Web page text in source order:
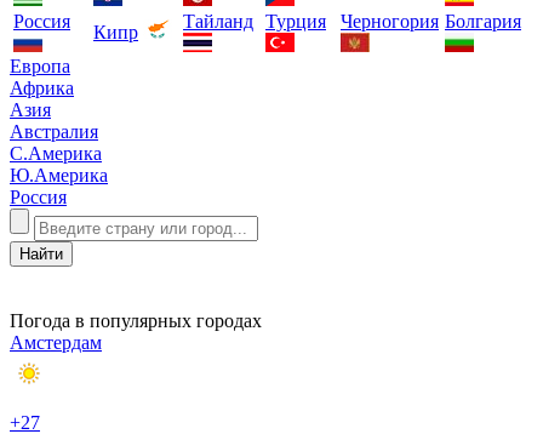
Россия
Кипр
Тайланд Турция Черногория Болгария
Европа
Африка
Азия
Австралия
С.Америка
Ю.Америка
Россия
Погода в популярных городах
Амстердам
+27